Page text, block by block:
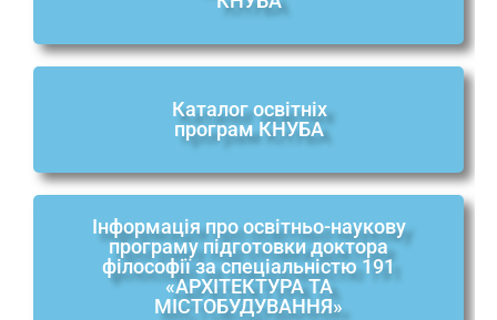
Каталог освітніх
програм КНУБА
Інформація про освітньо-наукову
програму підготовки доктора
філософії за спеціальністю 191
«АРХІТЕКТУРА ТА
МІСТОБУДУВАННЯ»